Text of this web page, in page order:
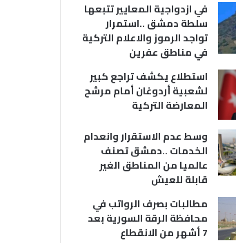
في ازدواجية المعايير تتبعها
سلطة دمشق ..استمرار
تواجد الرموز والاعلام التركية
في مناطق عفرين
استطلاع يكشف تراجع كبير
لشعبية أردوغان أمام مرشح
المعارضة التركية
وسط عدم الاستقرار وانعدام
الخدمات ..دمشق تصنف
عالميا من المناطق الغير
قابلة للعيش
مطالبات بصرف الرواتب في
محافظة الرقة السورية بعد
7 أشهر من الانقطاع